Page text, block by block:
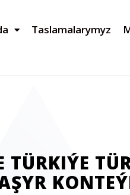
Taslamalarymyz
TÜRKIÝE